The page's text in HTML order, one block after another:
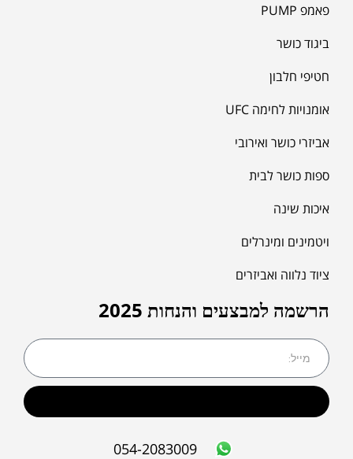
פאמפ PUMP
ביגוד כושר
חטיפי חלבון
אומנויות לחימה UFC
אביזרי כושר ואירובי
ספות כושר לבית
איכות שינה
ויטמינים ומינרלים
ציוד נלווה ואביזרים
הרשמה למבצעים והנחות 2025
054-2083009